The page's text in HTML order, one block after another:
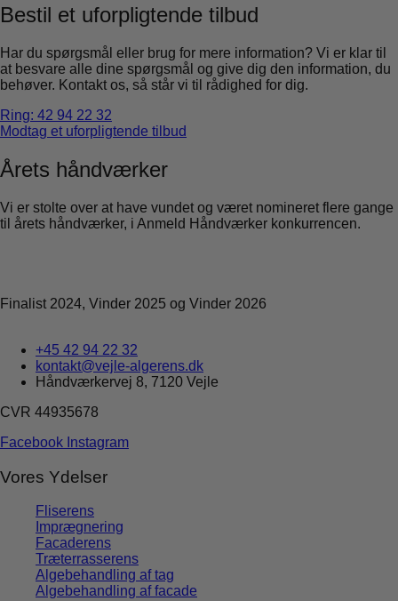
Bestil et uforpligtende tilbud
Har du spørgsmål eller brug for mere information? Vi er klar til
at besvare alle dine spørgsmål og give dig den information, du
behøver. Kontakt os, så står vi til rådighed for dig.
Ring: 42 94 22 32
Modtag et uforpligtende tilbud
Årets håndværker
Vi er stolte over at have vundet og været nomineret flere gange
til årets håndværker, i Anmeld Håndværker konkurrencen.
Finalist 2024, Vinder 2025 og Vinder 2026
+45 42 94 22 32
kontakt@vejle-algerens.dk
Håndværkervej 8, 7120 Vejle
CVR 44935678
Facebook Instagram
Vores Ydelser
Fliserens
Imprægnering
Facaderens
Træterrasserens
Algebehandling af tag
Algebehandling af facade